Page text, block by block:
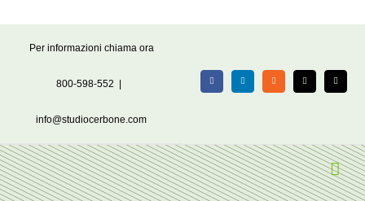
Per informazioni chiama ora
800-598-552
info@studiocerbone.com
FacebookLinkedIn Rss X Email